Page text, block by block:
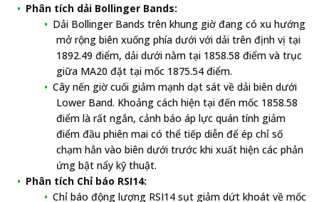
Phân tích dải Bollinger Bands:
Dải Bollinger Bands trên khung giờ đang có xu hướng
mở rộng biên xuống phía dưới với dải trên định vị tại
1892.49 điểm, dải dưới nằm tại 1858.58 điểm và trục
giữa MA20 đặt tại mốc 1875.54 điểm.
Cây nến giờ cuối giảm mạnh dạt sát về dải biên dưới
Lower Band. Khoảng cách hiện tại đến mốc 1858.58
điểm là rất ngắn, cảnh báo áp lực quán tính giảm
điểm đầu phiên mai có thể tiếp diễn để ép chỉ số
chạm hẳn vào biên dưới trước khi xuất hiện các phản
ứng bật nẩy kỹ thuật.
Phân tích Chỉ báo RSI14:
Chỉ báo động lượng RSI14 sụt giảm dứt khoát về mốc